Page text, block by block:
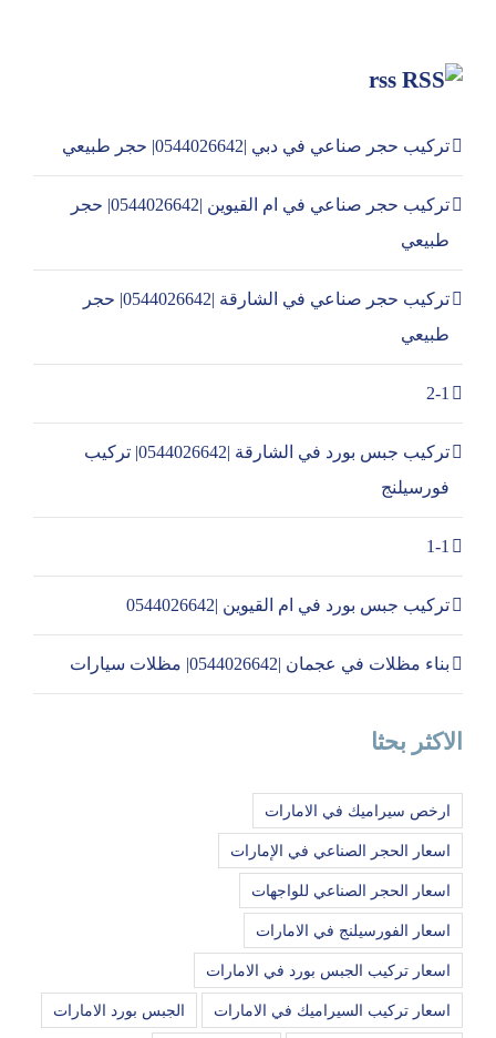
rss
تركيب حجر صناعي في دبي |0544026642| حجر طبيعي
تركيب حجر صناعي في ام القيوين |0544026642| حجر
طبيعي
تركيب حجر صناعي في الشارقة |0544026642| حجر
طبيعي
2-1
تركيب جبس بورد في الشارقة |0544026642| تركيب
فورسيلنج
1-1
تركيب جبس بورد في ام القيوين |0544026642
بناء مظلات في عجمان |0544026642| مظلات سيارات
الاكثر بحثا
ارخص سيراميك في الامارات
اسعار الحجر الصناعي في الإمارات
اسعار الحجر الصناعي للواجهات
اسعار الفورسيلنج في الامارات
اسعار تركيب الجبس بورد في الامارات
اسعار تركيب السيراميك في الامارات الجبس بورد الامارات